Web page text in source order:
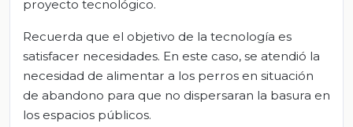
proyecto tecnológico.
Recuerda que el objetivo de la tecnología es
satisfacer necesidades. En este caso, se atendió la
necesidad de alimentar a los perros en situación
de abandono para que no dispersaran la basura en
los espacios públicos.